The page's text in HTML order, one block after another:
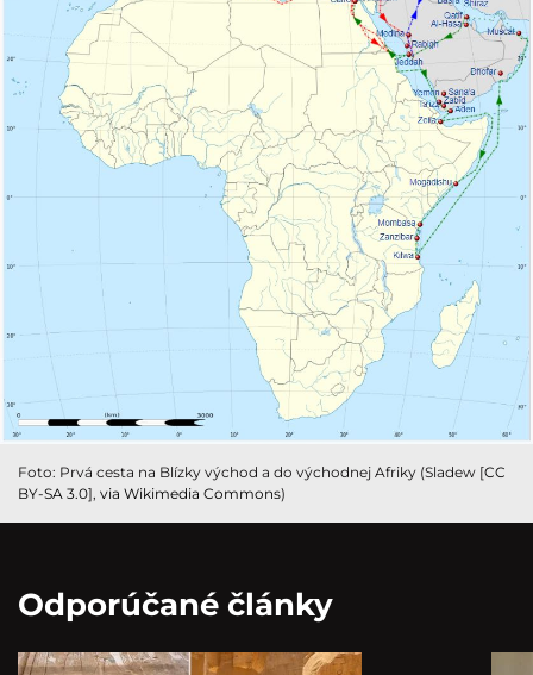
Foto: Prvá cesta na Blízky východ a do východnej Afriky (Sladew [CC
BY-SA 3.0], via Wikimedia Commons)
Odporúčané články